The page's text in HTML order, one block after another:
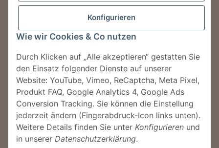
Konfigurieren
Wie wir Cookies & Co nutzen
Durch Klicken auf „Alle akzeptieren“ gestatten Sie
den Einsatz folgender Dienste auf unserer
Website: YouTube, Vimeo, ReCaptcha, Meta Pixel,
Produkt FAQ, Google Analytics 4, Google Ads
Conversion Tracking. Sie können die Einstellung
jederzeit ändern (Fingerabdruck-Icon links unten).
Weitere Details finden Sie unter Konfigurieren und
in unserer Datenschutzerklärung.
Newsletter abbonieren
Jetzt anmelden!
Jetzt für unseren Newsletter anmelden und
jeden Monat tolle Rabattaktionen erhalten.
© MegaSauna by Sauna One GmbH